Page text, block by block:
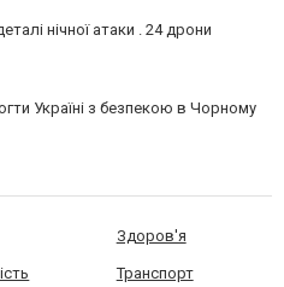
нічної атаки . 24 дрони
Україні з безпекою в Чорному
Здоров'я
Транспорт